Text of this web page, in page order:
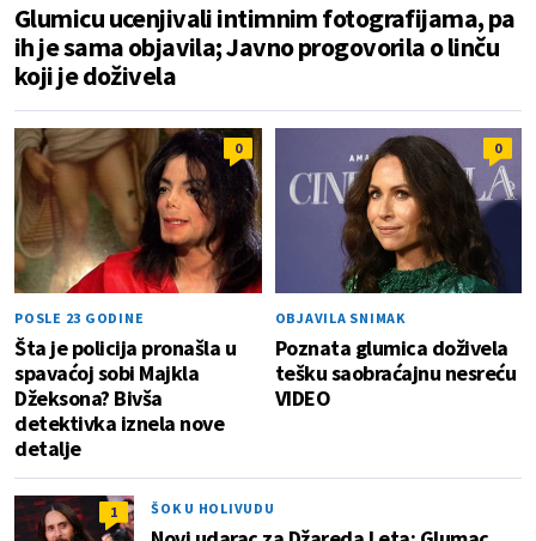
Glumicu ucenjivali intimnim fotografijama, pa
ih je sama objavila; Javno progovorila o linču
koji je doživela
0
POSLE 23 GODINE
Šta je policija pronašla u
spavaćoj sobi Majkla
Džeksona? Bivša
detektivka iznela nove
detalje
0
OBJAVILA SNIMAK
Poznata glumica doživela
tešku saobraćajnu nesreću
VIDEO
1 ŠOK U HOLIVUDU